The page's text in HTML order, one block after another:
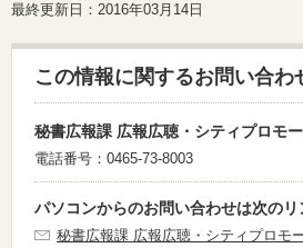
最終更新日：2016年03月14日
この情報に関するお問い合わ
秘書広報課 広報広聴・シティプロモ
電話番号：0465-73-8003
パソコンからのお問い合わせは次のリ
秘書広報課 広報広聴・シティプロモ